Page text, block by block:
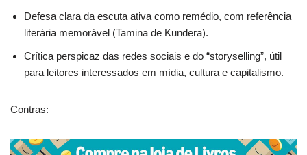
Defesa clara da escuta ativa como remédio, com referência
literária memorável (Tamina de Kundera).
Crítica perspicaz das redes sociais e do “storyselling”, útil
para leitores interessados em mídia, cultura e capitalismo.
Contras: